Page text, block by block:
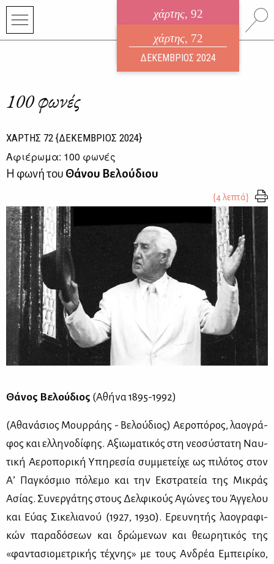
χάρτης, 92
ηλεκτρονικό περιοδικό
ΑΥΓΟΥΣΤΟΣ 2026
χάρτης, 72
ΔΕΚΕΜΒΡΙΟΣ 2024
100 φωνές
ΧΑΡΤΗΣ 72 {ΔΕΚΕΜΒΡΙΟΣ 2024}
Αφιέρωμα: 100 φωνές
Η φωνή του Θάνου Βελούδιου
{4 λεπτά}
Θά­νος Βε­λού­διος (Αθή­να 1895-1992)
(Αθα­νά­σιος Μουρ­ρά­ης - Βε­λού­διος) Αε­ρο­πό­ρος, λα­ο­γρά­
φος και ελ­λη­νο­δί­φης. Αξιω­μα­τι­κός στη νε­ο­σύ­στα­τη Ναυ­
τι­κή Αε­ρο­πο­ρι­κή Υπη­ρε­σία συμ­με­τεί­χε ως πι­λό­τος στον
Α’ Πα­γκό­σμιο πό­λε­μο και την Εκ­στρα­τεία της Μι­κράς
Ασί­ας. Συ­νερ­γά­της στους Δελ­φι­κούς Αγώ­νες του Άγ­γε­λου
και Εύ­ας Σι­κε­λια­νού (1927, 1930). Ερευ­νη­τής λα­ο­γρα­φι­
κών πα­ρα­δό­σε­ων και δρώ­με­νων και θε­ω­ρη­τι­κός της
«φα­ντα­σιο­με­τρι­κής τέ­χνης» με τους Αν­δρέα Εμπει­ρί­κο,